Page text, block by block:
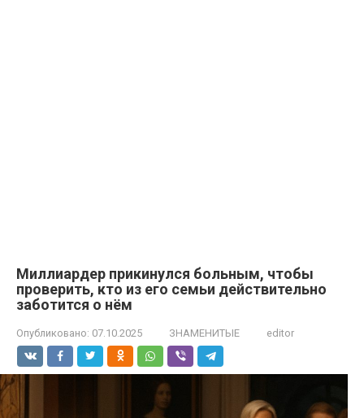
Миллиардер прикинулся больным, чтобы
проверить, кто из его семьи действительно
заботится о нём
Опубликовано: 07.10.2025 ЗНАМЕНИТЫЕ editor